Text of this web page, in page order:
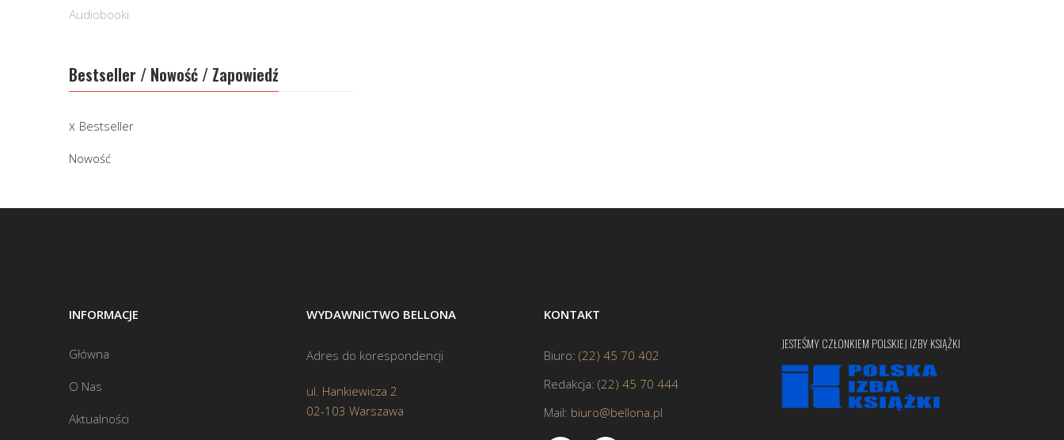
Audiobooki
Bestseller / Nowość / Zapowiedź
Bestseller
Nowość
INFORMACJE
Główna
O Nas
Aktualności
WYDAWNICTWO BELLONA
Adres do korespondencji
ul. Hankiewicza 2
02-103 Warszawa
KONTAKT
Biuro: (22) 45 70 402
Redakcja: (22) 45 70 444
Mail: biuro@bellona.pl
JESTEŚMY CZŁONKIEM POLSKIEJ IZBY KSIĄŻKI